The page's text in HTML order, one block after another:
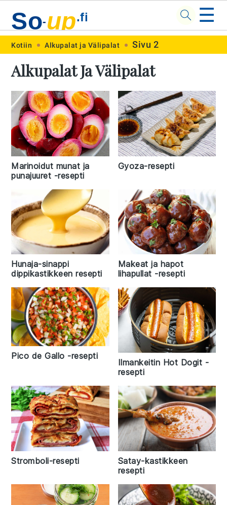
Skip
primary
navigation
Skip
main
content
Skip
primary
sidebar
Skip
footer
So-up.fi ☰
Kotiin Alkupalat ja Välipalat Sivu 2
Alkupalat Ja Välipalat
Marinoidut munat ja
punajuuret -resepti
Gyoza-resepti
Hunaja-sinappi
dippikastikkeen resepti
Makeat ja hapot
lihapullat -resepti
Pico de Gallo -resepti
Ilmankeitin Hot Dogit -
resepti
Stromboli-resepti
Satay-kastikkeen
resepti